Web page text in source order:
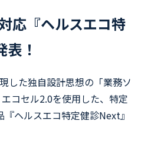
応『ヘルスエコ特
！
した独自設計思想の「業務ソ
コセル2.0を使用した、特定
ヘルスエコ特定健診Next』